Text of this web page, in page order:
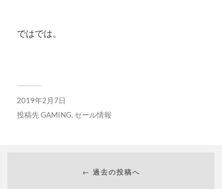
ではでは。
2019年2月7日
投稿先GAMING, セール情報
← 過去の投稿へ